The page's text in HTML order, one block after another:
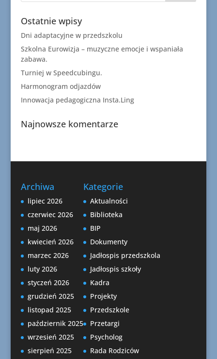
Ostatnie wpisy
Dni adaptacyjne w przedszkolu
Szkolna Eurowizja – muzyczne emocje i wspaniała
zabawa.
Turniej w Speedcubingu.
Harmonogram odjazdów
Innowacja pedagogiczna Insta.Ling
Najnowsze komentarze
Archiwa
lipiec 2026
czerwiec 2026
maj 2026
kwiecień 2026
marzec 2026
luty 2026
styczeń 2026
grudzień 2025
listopad 2025
październik 2025
wrzesień 2025
sierpień 2025
Kategorie
Aktualności
Biblioteka
BIP
Dokumenty
Jadłospis przedszkola
Jadłospis szkoły
Kadra
Projekty
Przedszkole
Przetargi
Psycholog
Rada Rodziców